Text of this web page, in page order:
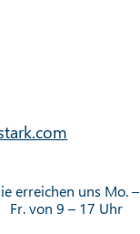
erreichen uns Mo. –
Fr. von 9 – 17 Uhr